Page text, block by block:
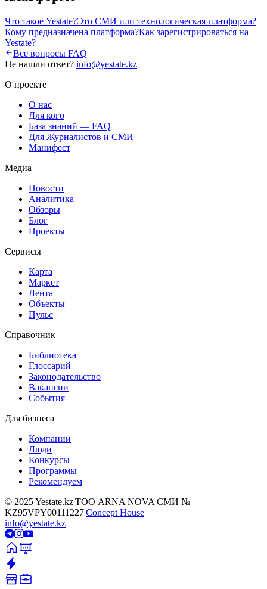
Что такое Yestate?Это СМИ или технологическая платформа?
Кому предназначена платформа?Как зарегистрироваться на
Yestate?
Все вопросы FAQ
Не нашли ответ? info@yestate.kz
О проекте
О нас
Для кого
База знаний — FAQ
Для Журналистов и СМИ
Манифест
Медиа
Новости
Аналитика
Обзоры
Блог
Проекты
Сервисы
Карта
Маркет
Лента
Объекты
Пульс
Справочник
Библиотека
Глоссарий
Законодательство
Вакансии
События
Для бизнеса
Компании
Люди
Конкурсы
Программы
Рекомендуем
© 2025Yestate.kz|ТОО ARNA NOVA|СМИ №
KZ95VPY00111227|Concept House
info@yestate.kz